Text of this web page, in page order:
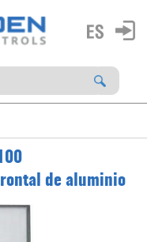
de aluminio